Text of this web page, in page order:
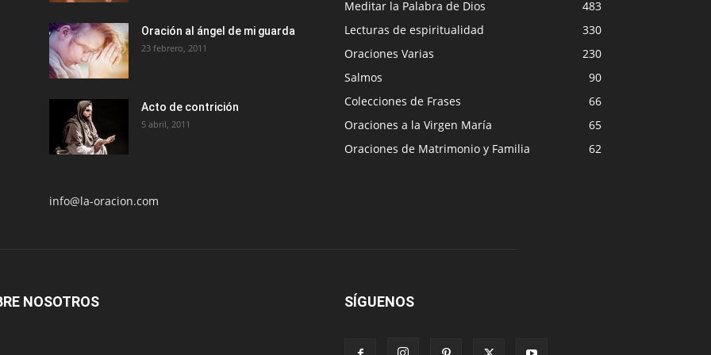
Oración al ángel de mi guarda
23 febrero, 2011
Acto de contrición
5 abril, 2011
info@la-oracion.com
Meditar la Palabra de Dios
483
Lecturas de espiritualidad
330
Oraciones Varias
230
Salmos
90
Colecciones de Frases
66
Oraciones a la Virgen María
65
Oraciones de Matrimonio y Familia
62
NOSOTROS SÍGUENOS